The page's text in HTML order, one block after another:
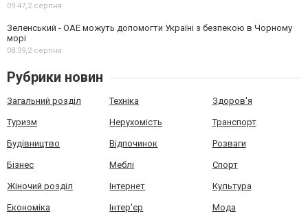
09:47, 2 серпня
Зеленський - ОАЕ можуть допомогти Україні з безпекою в Чорному
морі
08:39, 2 серпня
Рубрики новин
Загальний розділ Техніка Здоров'я
Туризм Нерухомість Транспорт
Будівництво Відпочинок Розваги
Бізнес Меблі Спорт
Жіночий розділ Інтернет Культура
Економіка Інтер'єр Мода